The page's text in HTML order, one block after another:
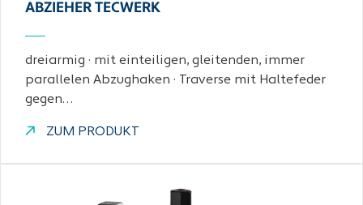
ABZIEHER TECWERK
dreiarmig · mit einteiligen, gleitenden, immer
parallelen Abzughaken · Traverse mit Haltefeder
gegen…
ZUM PRODUKT